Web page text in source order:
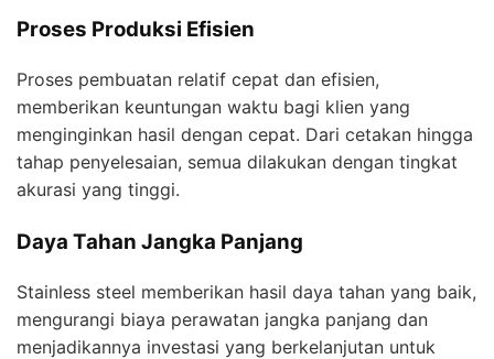
Proses Produksi Efisien
Proses pembuatan relatif cepat dan efisien,
memberikan keuntungan waktu bagi klien yang
menginginkan hasil dengan cepat. Dari cetakan hingga
tahap penyelesaian, semua dilakukan dengan tingkat
akurasi yang tinggi.
Daya Tahan Jangka Panjang
Stainless steel memberikan hasil daya tahan yang baik,
mengurangi biaya perawatan jangka panjang dan
menjadikannya investasi yang berkelanjutan untuk